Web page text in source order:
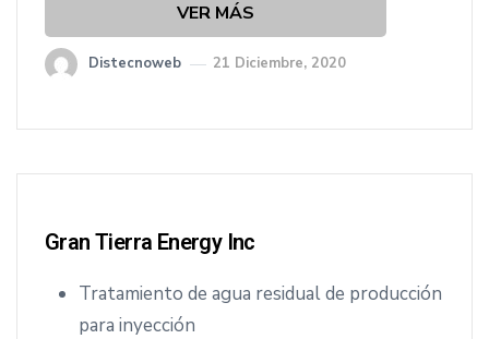
VER MÁS
Distecnoweb 21 Diciembre, 2020
Gran Tierra Energy Inc
Tratamiento de agua residual de producción
para inyección